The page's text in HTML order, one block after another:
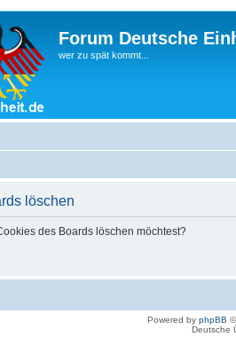
Forum Deutsche
wer zu spät kommt...
löschen
des Boards löschen möchtest?
Powered by phpBB
Deutsche